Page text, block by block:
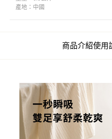
產地： 中國
商品介紹使用